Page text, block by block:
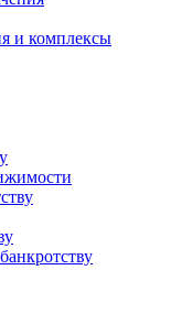
и комплексы